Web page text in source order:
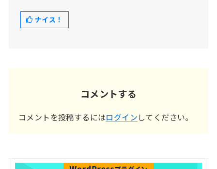
ナイス！
コメントする
コメントを投稿するにはログイン してください。